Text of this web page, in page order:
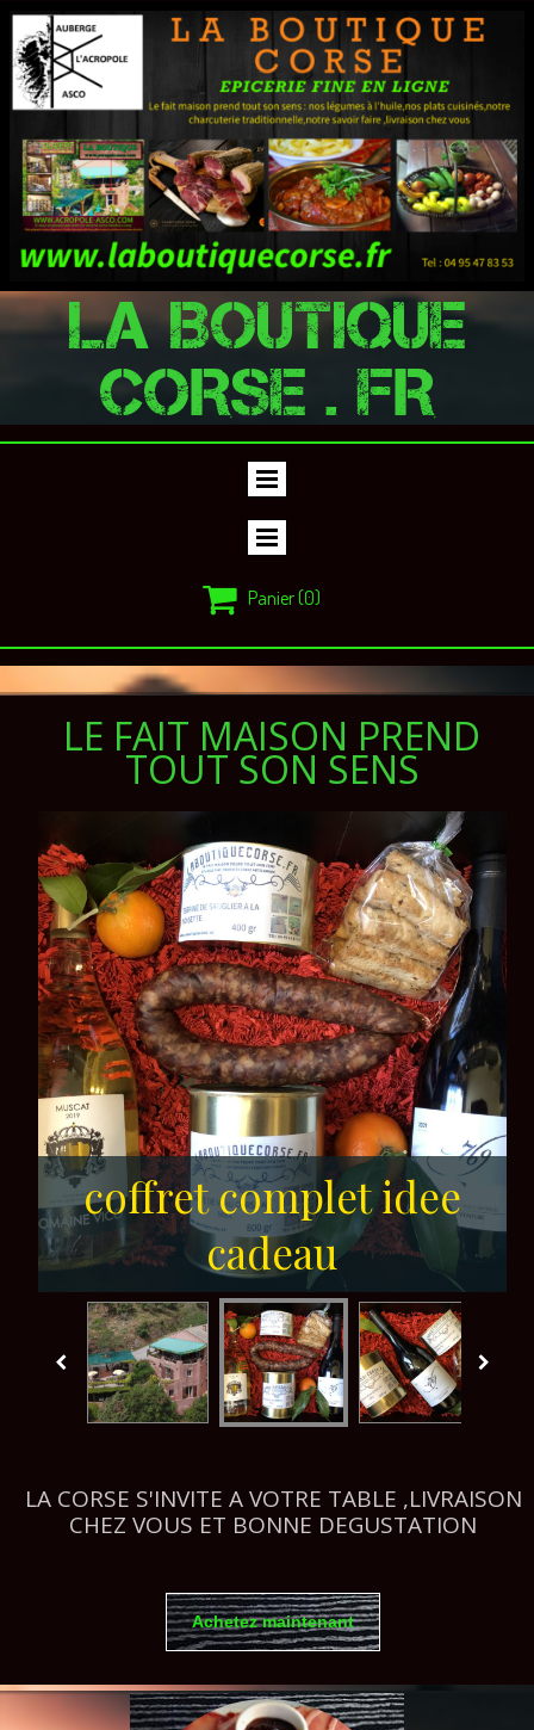
LA BOUTIQUE
CORSE . FR
 Panier(0)
LE FAIT MAISON PREND
TOUT SON SENS
coffret complet idee
cadeau
LA CORSE S'INVITE A VOTRE TABLE ,LIVRAISON
CHEZ VOUS ET BONNE DEGUSTATION
Achetez maintenant